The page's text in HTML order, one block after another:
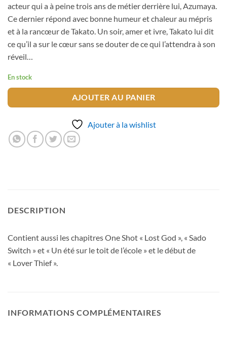
acteur qui a à peine trois ans de métier derrière lui, Azumaya.
Ce dernier répond avec bonne humeur et chaleur au mépris
et à la rancœur de Takato. Un soir, amer et ivre, Takato lui dit
ce qu’il a sur le cœur sans se douter de ce qui l’attendra à son
réveil…
En stock
AJOUTER AU PANIER
Ajouter à la wishlist
DESCRIPTION
Contient aussi les chapitres One Shot « Lost God », « Sado
Switch » et « Un été sur le toit de l’école » et le début de
« Lover Thief ».
INFORMATIONS COMPLÉMENTAIRES